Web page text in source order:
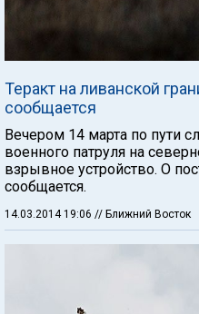
Теракт на ливанской
сообщается
Вечером 14 марта по пути
военного патруля на
взрывное устройство. О
сообщается.
14.03.2014 19:06 // Ближний Восток